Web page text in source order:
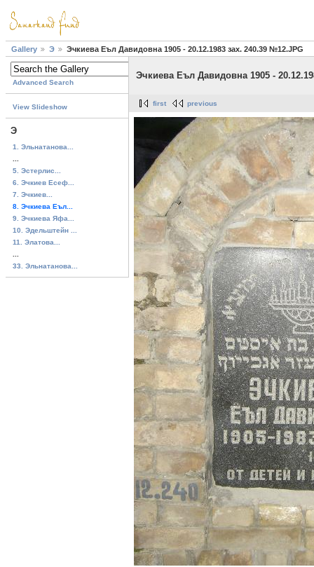
Gallery Э Эчкиева Еъл Давидовна 1905 - 20.12.1983 зах. 240.39 №12.JPG
Advanced Search
View Slideshow
Э
1. Эльнатанова...
5. Эстерлис...
6. Эчкиев Есеф...
7. Эчкиев...
8. Эчкиева Еъл...
9. Эчкиева Яфа...
10. Эдельштейн ...
11. Элатова...
33. Эльнатанова...
Эчкиева Еъл Давидовна 1905 -
first previous